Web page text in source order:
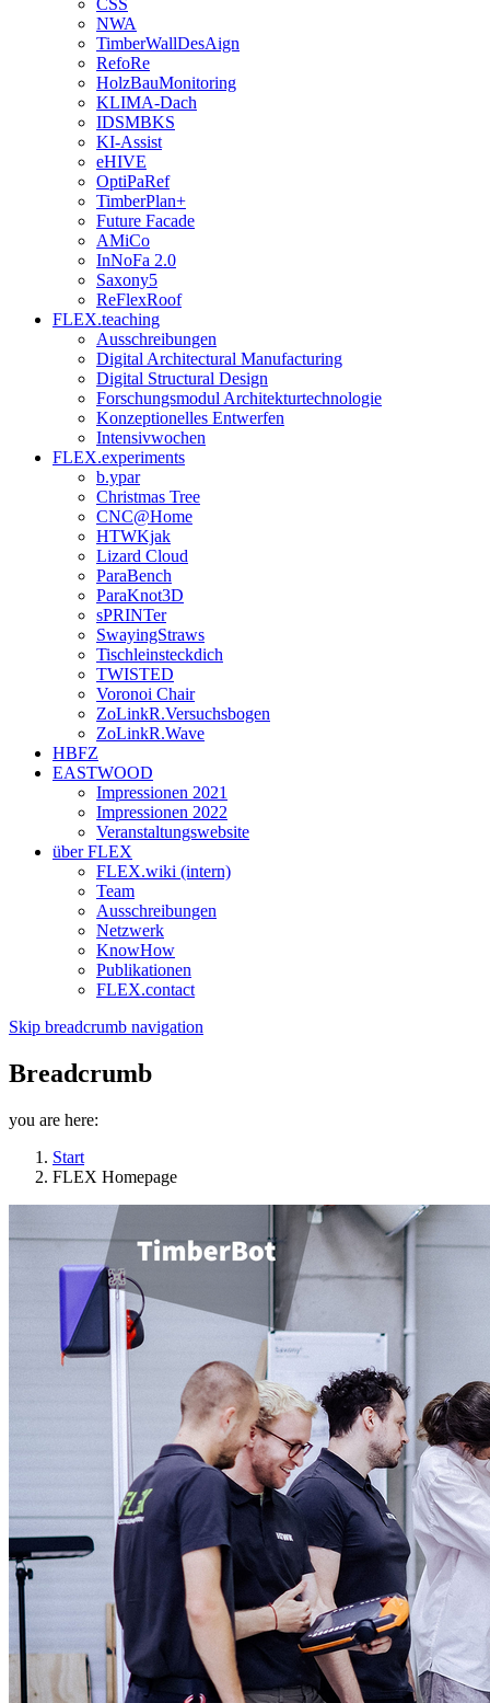
CSS
NWA
TimberWallDesAign
RefoRe
HolzBauMonitoring
KLIMA-Dach
IDSMBKS
KI-Assist
eHIVE
OptiPaRef
TimberPlan+
Future Facade
AMiCo
InNoFa 2.0
Saxony5
ReFlexRoof
FLEX.teaching
Ausschreibungen
Digital Architectural Manufacturing
Digital Structural Design
Forschungsmodul Architekturtechnologie
Konzeptionelles Entwerfen
Intensivwochen
FLEX.experiments
b.ypar
Christmas Tree
CNC@Home
HTWKjak
Lizard Cloud
ParaBench
ParaKnot3D
sPRINTer
SwayingStraws
Tischleinsteckdich
TWISTED
Voronoi Chair
ZoLinkR.Versuchsbogen
ZoLinkR.Wave
HBFZ
EASTWOOD
Impressionen 2021
Impressionen 2022
Veranstaltungswebsite
über FLEX
FLEX.wiki (intern)
Team
Ausschreibungen
Netzwerk
KnowHow
Publikationen
FLEX.contact
Skip breadcrumb navigation
Breadcrumb
you are here:
Start
FLEX Homepage